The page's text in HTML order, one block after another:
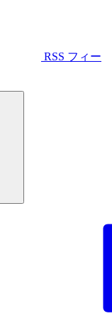
RSS フィー